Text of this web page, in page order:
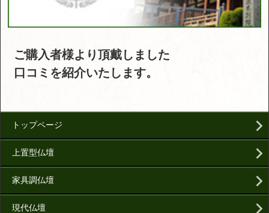
ご購入者様より頂戴しました
口コミを紹介いたします。
トップページ
上置型仏壇
家具調仏壇
現代仏壇